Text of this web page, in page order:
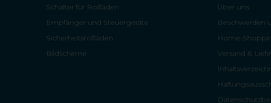
Schalter für Rollläden
Empfänger und Steuergeräte
Sicherheitsrollläden
Bildschirme
Über uns
Beschwerden
Home-
Versand &